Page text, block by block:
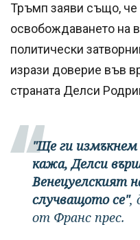
Тръмп заяви също, че
освобождаването на
политически
изрази доверие във
страната Делси
"Ще ги
кажа, Делси
Венецуелският
случващото се",
от Франс прес.